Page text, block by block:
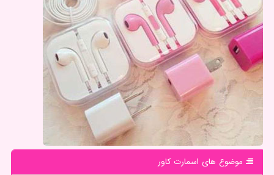
موضوع های اسمارت كاور